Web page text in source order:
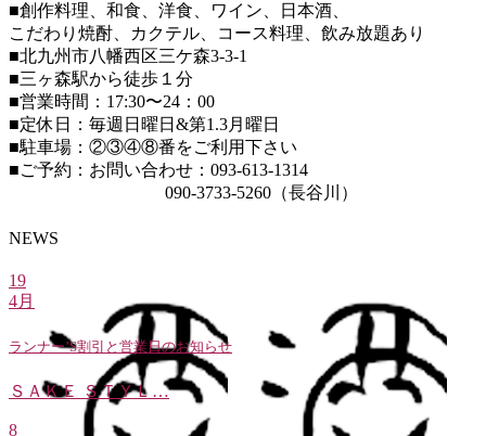
■創作料理、和食、洋食、ワイン、日本酒、
こだわり焼酎、カクテル、コース料理、飲み放題あり
■北九州市八幡西区三ケ森3-3-1
■三ヶ森駅から徒歩１分
■営業時間：17:30〜24：00
■定休日：毎週日曜日&第1.3月曜日
■駐車場：②③④⑧番をご利用下さい
■ご予約：お問い合わせ：093-613-1314
090-3733-5260（長谷川）
NEWS
19
4月
ランナー’S割引と営業日のお知らせ
ＳＡＫＥ ＳＴＹＬ…
8